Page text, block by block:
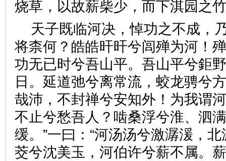
烧草，以故薪柴少，而下淇园
天子既临河决，悼功之不成，
将柰何？皓皓旰旰兮闾殚为河！
功无已时兮吾山平。吾山平兮鉅
日。延道弛兮离常流，蛟龙骋兮
哉沛，不封禅兮安知外！为我谓
不止兮愁吾人？啮桑浮兮淮、泗
缓。”一曰：“河汤汤兮激潺湲，
茭兮沈美玉，河伯许兮薪不属。